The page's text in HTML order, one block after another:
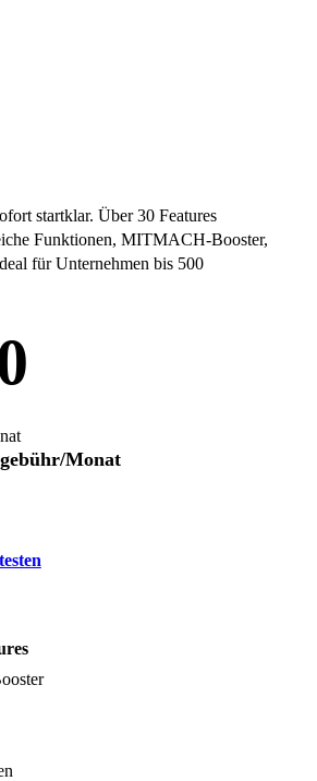
startklar. Über 30 Features
Funktionen, MITMACH-Booster,
für Unternehmen bis 500
Monat